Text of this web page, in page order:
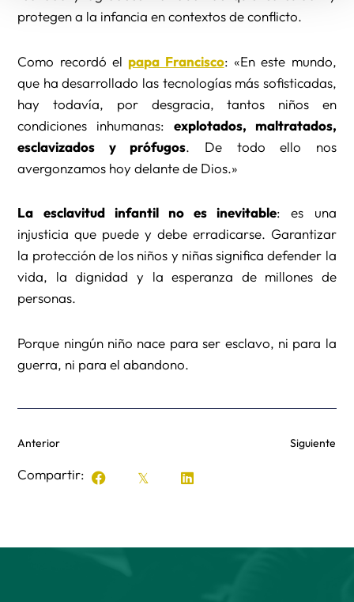
protegen a la infancia en contextos de conflicto.
Como recordó el papa Francisco: «En este mundo,
que ha desarrollado las tecnologías más sofisticadas,
hay todavía, por desgracia, tantos niños en
condiciones inhumanas: explotados, maltratados,
esclavizados y prófugos. De todo ello nos
avergonzamos hoy delante de Dios.»
La esclavitud infantil no es inevitable: es una
injusticia que puede y debe erradicarse. Garantizar
la protección de los niños y niñas significa defender la
vida, la dignidad y la esperanza de millones de
personas.
Porque ningún niño nace para ser esclavo, ni para la
guerra, ni para el abandono.
Anterior Siguiente
Compartir: